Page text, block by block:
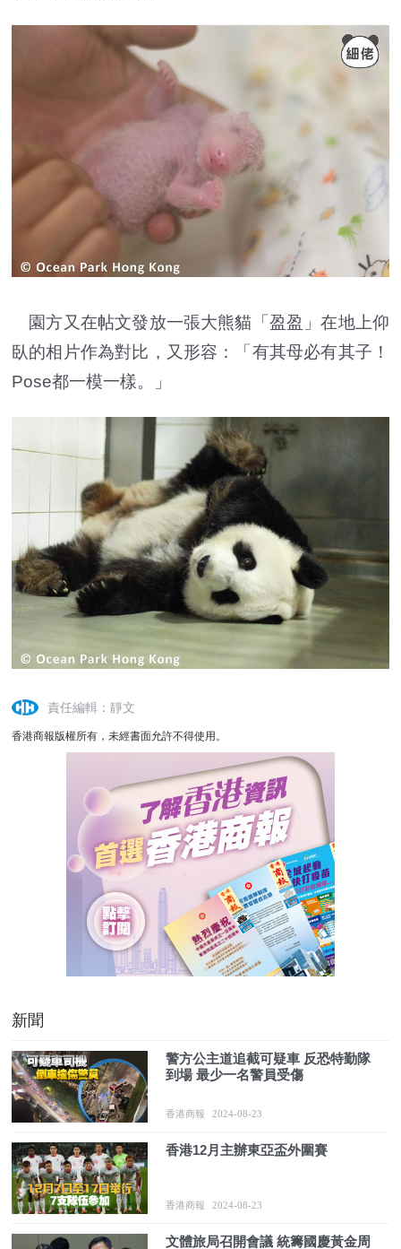
園方又在帖文發放一張大熊貓「盈盈」在地上仰
臥的相片作為對比，又形容：「有其母必有其子！
Pose都一模一樣。」
責任編輯：靜文
香港商報版權所有，未經書面允許不得使用。
新聞
警方公主道追截可疑車 反恐特勤隊
到場 最少一名警員受傷
香港商報 2024-08-23
香港12月主辦東亞盃外圍賽
香港商報 2024-08-23
文體旅局召開會議 統籌國慶黃金周